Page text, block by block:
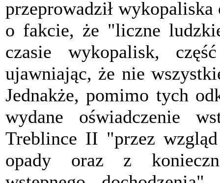
przeprowadził
o fakcie, że "liczne
czasie wykopalisk,
ujawniając, że nie
Jednakże, pomimo tych
wydane oświadczenie
Treblince II "przez
opady oraz z